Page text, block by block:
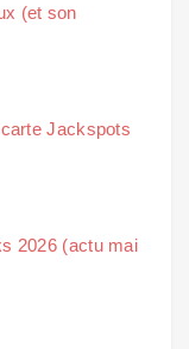
(et son
Jackspots
2026 (actu mai